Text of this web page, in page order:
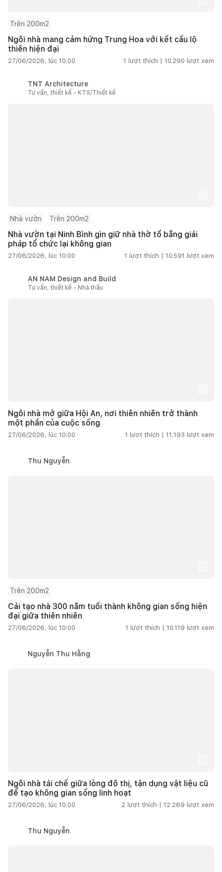
Trên 200m2
Ngôi nhà mang cảm hứng Trung Hoa với kết cấu lộ
thiên hiện đại
27/06/2026, lúc 10:00 1 lượt thích | 10.290 lượt xem
TNT Architecture
Tư vấn, thiết kế - KTS/Thiết kế
Nhà vườn Trên 200m2
Nhà vườn tại Ninh Bình gìn giữ nhà thờ tổ bằng giải
pháp tổ chức lại không gian
27/06/2026, lúc 10:00 1 lượt thích | 10.591 lượt xem
AN NAM Design and Build
Tư vấn, thiết kế - Nhà thầu
Ngôi nhà mở giữa Hội An, nơi thiên nhiên trở thành
một phần của cuộc sống
27/06/2026, lúc 10:00 1 lượt thích | 11.193 lượt xem
Thu Nguyễn
Trên 200m2
Cải tạo nhà 300 năm tuổi thành không gian sống hiện
đại giữa thiên nhiên
27/06/2026, lúc 10:00 1 lượt thích | 10.119 lượt xem
Nguyễn Thu Hằng
Ngôi nhà tái chế giữa lòng đô thị, tận dụng vật liệu cũ
để tạo không gian sống linh hoạt
27/06/2026, lúc 10:00 2 lượt thích | 12.269 lượt xem
Thu Nguyễn